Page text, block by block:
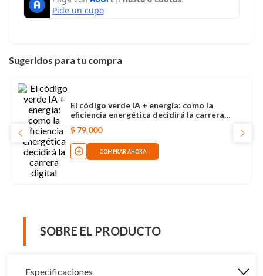
Sugeridos para tu compra
El código verde IA + energía: como la
eficiencia energética decidirá la carrera
digital
$ 79.000
COMPRAR AHORA
SOBRE EL PRODUCTO
Especificaciones